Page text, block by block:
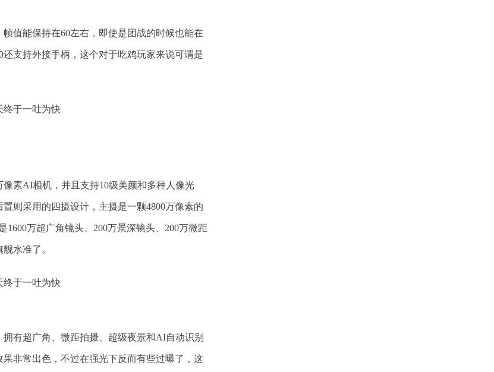
值能保持在60左右，即使是团战的时候也能在
支持外接手柄，这个对于吃鸡玩家来说可谓是
素AI相机，并且支持10级美颜和多种人像光
则采用的四摄设计，主摄是一颗4800万像素的
万超广角镜头、200万景深镜头、200万微距
水准了。
有超广角、微距拍摄、超级夜景和AI自动识别
非常出色，不过在强光下反而有些过曝了，这